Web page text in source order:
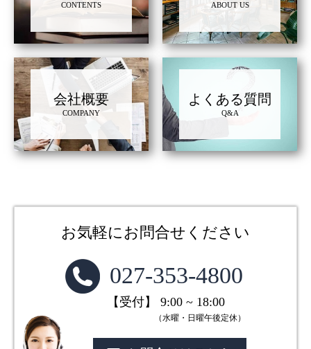
CONTENTS ABOUT US
会社概要
COMPANY
よくある質問
Q&A
お気軽にお問合せください
027-353-4800
【受付】 9:00 ~ 18:00
（水曜・日曜午後定休）